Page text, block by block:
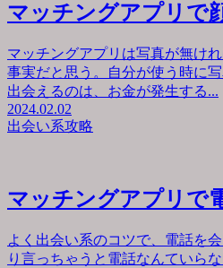
マッチングアプリで
マッチングアプリは写真が無け
事実だと思う。自分が使う時に
出会えるのは、お金が発生する...
2024.02.02
出会い系攻略
マッチングアプリで
よく出会い系のコツで、電話を
り言っちゃうと電話なんていら